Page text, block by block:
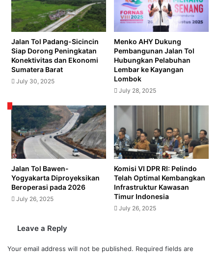
Jalan Tol Padang-Sicincin
Siap Dorong Peningkatan
Konektivitas dan Ekonomi
Sumatera Barat
July 30, 2025
Menko AHY Dukung
Pembangunan Jalan Tol
Hubungkan Pelabuhan
Lembar ke Kayangan
Lombok
July 28, 2025
Jalan Tol Bawen-
Yogyakarta Diproyeksikan
Beroperasi pada 2026
July 26, 2025
Komisi VI DPR RI: Pelindo
Telah Optimal Kembangkan
Infrastruktur Kawasan
Timur Indonesia
July 26, 2025
Leave a Reply
Your email address will not be published. Required fields are